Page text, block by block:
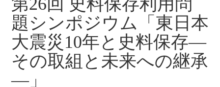
第26回 史料保存利用問
題シンポジウム「東日本
大震災10年と史料保存―
その取組と未来への継承
―」